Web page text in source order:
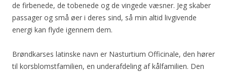
de firbenede, de tobenede og de vingede væsner. Jeg skaber
passager og små øer i deres sind, så min altid livgivende
energi kan flyde igennem dem.
Brøndkarses latinske navn er Nasturtium Officinale, den hører
til korsblomstfamilien, en underafdeling af kålfamilien. Den